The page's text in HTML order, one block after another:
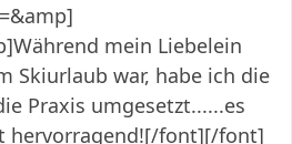
mein Liebelein
Skiurlaub war, habe ich die
Praxis umgesetzt......es
hervorragend![/font][/font]